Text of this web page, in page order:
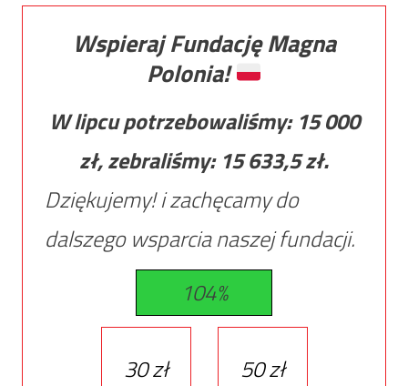
Wspieraj Fundację Magna
Polonia!
W lipcu potrzebowaliśmy: 15 000
zł, zebraliśmy: 15 633,5zł.
Dziękujemy! i zachęcamy do
dalszego wsparcia naszej fundacji.
104%
30 zł 50 zł